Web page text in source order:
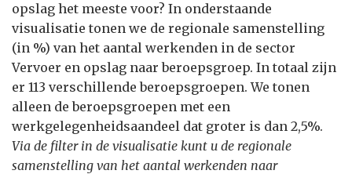
opslag het meeste voor? In onderstaande
visualisatie tonen we de regionale samenstelling
(in %) van het aantal werkenden in de sector
Vervoer en opslag naar beroepsgroep. In totaal zijn
er 113 verschillende beroepsgroepen. We tonen
alleen de beroepsgroepen met een
werkgelegenheidsaandeel dat groter is dan 2,5%.
Via de filter in de visualisatie kunt u de regionale
samenstelling van het aantal werkenden naar